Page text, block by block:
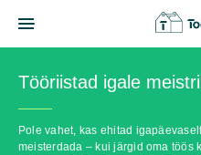
to
Tööriistad igale
Pole vahet, kas ehitad
meisterdada – kui järgid oma töös